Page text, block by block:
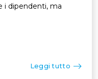
i dipendenti, ma
Leggi tutto